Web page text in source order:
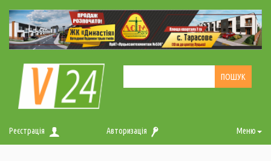
Реєстрація Авторизація Меню